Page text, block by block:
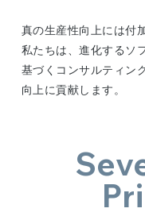
真の生産性向上には付
私たちは、進化するソ
基づくコンサルティン
向上に貢献します。